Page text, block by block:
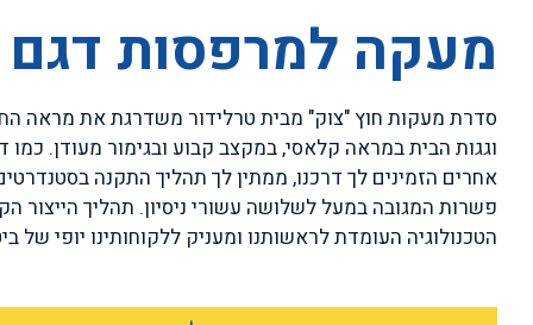
מעקה למרפסות דגם
סדרת מעקות חוץ "צוק" מבית טרלידור משדרגת את מראה
וגגות הבית במראה קלאסי, במקצב קבוע ובגימור מעודן. כמו
אחרים הזמינים לך דרכנו, ממתין לך תהליך התקנה בסטנדרטים
פשרות המגובה במעל לשלושה עשורי ניסיון. תהליך הייצור
הטכנולוגיה העומדת לראשותנו ומעניק ללקוחותינו יופי של